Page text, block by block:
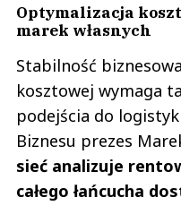
Optymalizacja
marek własnych
Stabilność
kosztowej wymaga
podejścia do
Biznesu prezes
sieć analizuje
całego łańcucha